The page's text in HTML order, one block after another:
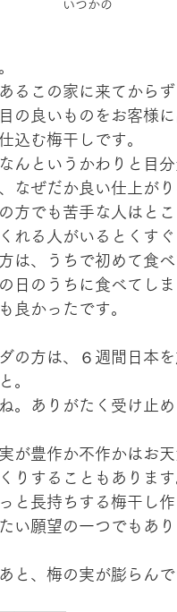
いつかの
るこの家に来てから
の良いものをお客様に
込む梅干しです。
んというかわりと目
なぜだか良い仕上がり
方でも苦手な人はと
れる人がいるとくすぐ
は、うちで初めて食
日のうちに食べてし
良かったです。
の方は、６週間日本
。
。ありがたく受け止め
が豊作か不作かはお
りすることもありま
と長持ちする梅干し
い願望の一つでもあり
と、梅の実が膨らん